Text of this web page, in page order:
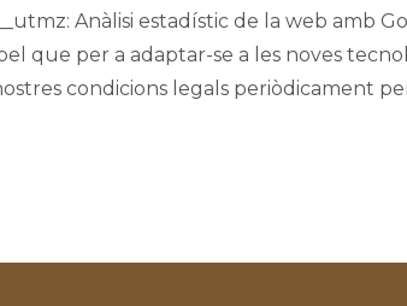
Anàlisi estadístic de la web amb
que per a adaptar-se a les noves
condicions legals periòdicament